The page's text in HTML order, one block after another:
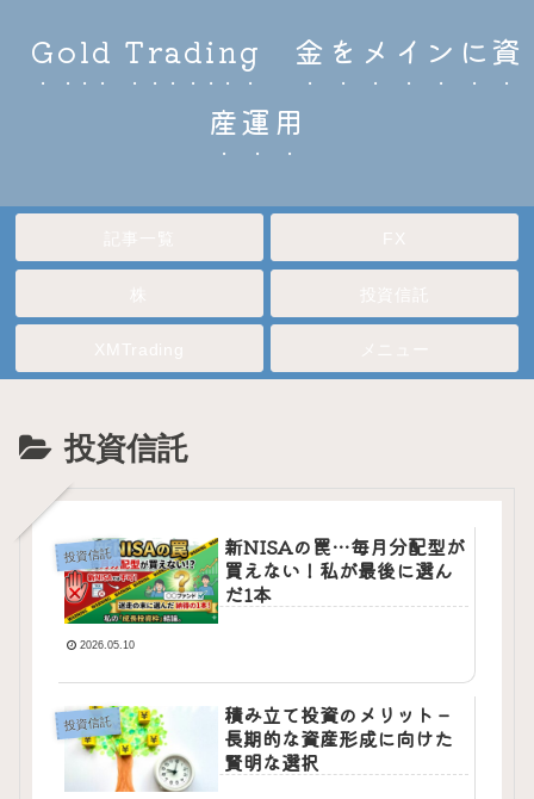
Gold Trading 金をメインに資
産運用
投資信託
投資信託
新NISAの罠…毎月分配型が
買えない！私が最後に選ん
だ1本
2026.05.10
投資信託
積み立て投資のメリット –
長期的な資産形成に向けた
賢明な選択